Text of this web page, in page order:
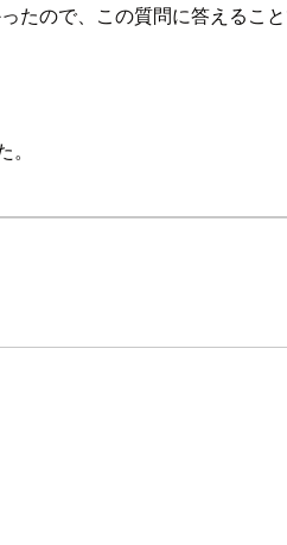
たので、この質問に答えるこ